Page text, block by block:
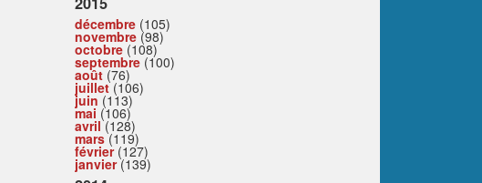
décembre (105)
novembre (98)
octobre (108)
septembre (100)
août (76)
juillet(106)
juin (113)
mai (106)
avril(128)
mars(119)
février(127)
janvier(139)